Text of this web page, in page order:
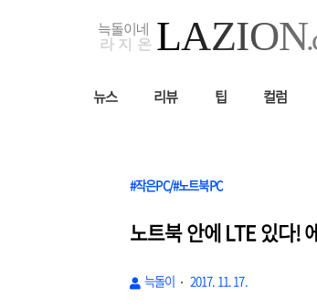
뉴스 리뷰 팁 컬럼
#작은PC/#노트북PC
노트북 안에 LTE 있다!
늑돌이 2017. 11. 17.